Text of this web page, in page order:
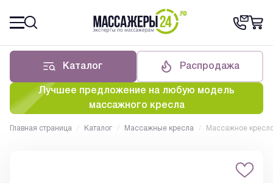
Каталог Распродажа
Лучшее предложение на любую модель
массажного кресла
Главная страница / Каталог / Массажные кресла / Массажное